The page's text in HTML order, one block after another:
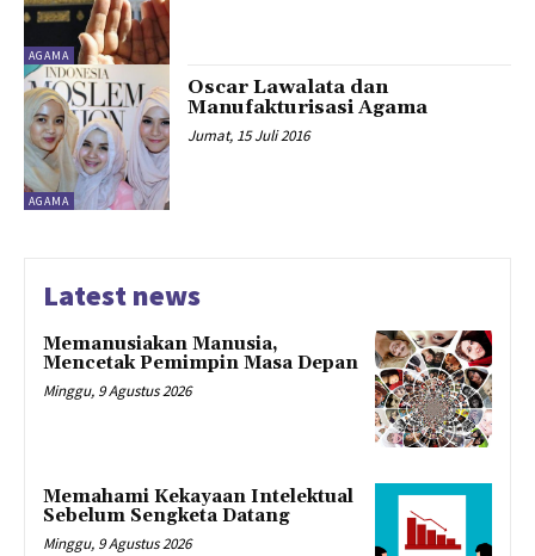
AGAMA
AGAMA
Oscar Lawalata dan
Manufakturisasi Agama
Jumat, 15 Juli 2016
Latest news
Memanusiakan Manusia,
Mencetak Pemimpin Masa Depan
Minggu, 9 Agustus 2026
Memahami Kekayaan Intelektual
Sebelum Sengketa Datang
Minggu, 9 Agustus 2026